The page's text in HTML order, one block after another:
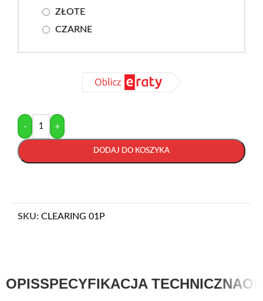
ZŁOTE
CZARNE
- +
DODAJ DO KOSZYKA
SKU: CLEARING 01P
OPISSPECYFIKACJA TECHNICZNA